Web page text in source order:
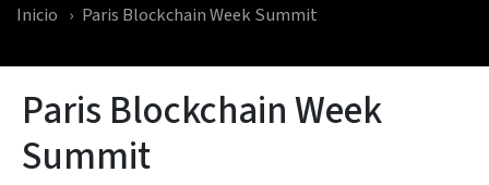
Inicio Paris Blockchain Week Summit
Paris Blockchain Week
Summit